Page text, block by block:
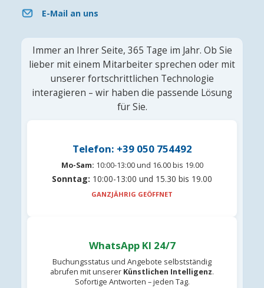
E-Mail an uns
Immer an Ihrer Seite, 365 Tage im Jahr. Ob Sie
lieber mit einem Mitarbeiter sprechen oder mit
unserer fortschrittlichen Technologie
interagieren – wir haben die passende Lösung
für Sie.
Telefon: +39 050 754492
Mo-Sam: 10:00-13:00 und 16.00 bis 19.00
Sonntag: 10:00-13:00 und 15.30 bis 19.00
GANZJÄHRIG GEÖFFNET
WhatsApp KI 24/7
Buchungsstatus und Angebote selbstständig
abrufen mit unserer Künstlichen Intelligenz.
Sofortige Antworten – jeden Tag.